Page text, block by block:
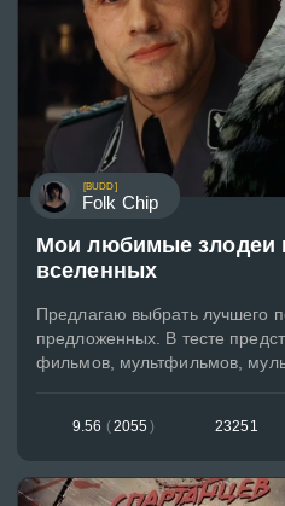
[BUDD]
Folk Chip
Мои любимые злодеи
вселенных
Предлагаю выбрать лучшего
предложенных. В тесте
фильмов, мультфильмов,
9.56 (2055 ) 23251